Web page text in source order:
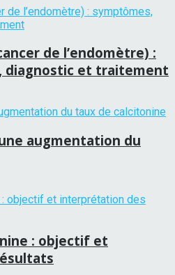
de l’endomètre) :
diagnostic et traitement
augmentation du
: objectif et